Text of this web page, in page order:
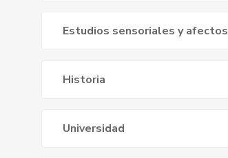
Estudios sensoriales y afectos
Historia
Universidad